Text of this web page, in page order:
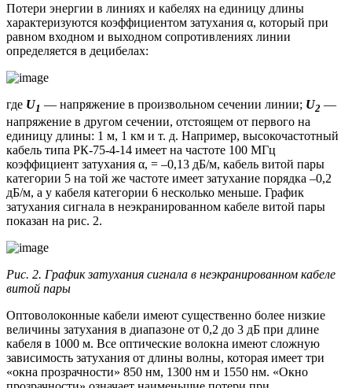
Потери энергии в линиях и кабелях на единицу длины
характеризуются коэффициентом затухания α, который при
равном входном и выходном сопротивлениях линии
определяется в децибелах:
где U1 — напряжение в произвольном сечении линии; U2 —
напряжение в другом сечении, отстоящем от первого на
единицу длины: 1 м, 1 км и т. д. Например, высокочастотный
кабель типа РК-75-4-14 имеет на частоте 100 МГц
коэффициент затухания α, = –0,13 дБ/м, кабель витой пары
категории 5 на той же частоте имеет затухание порядка –0,2
дБ/м, а у кабеля категории 6 несколько меньше. График
затухания сигнала в неэкранированном кабеле витой пары
показан на рис. 2.
Рис. 2. График затухания сигнала в неэкранированном кабеле
витой пары
Оптоволоконные кабели имеют существенно более низкие
величины затухания в диапазоне от 0,2 до 3 дБ при длине
кабеля в 1000 м. Все оптические волокна имеют сложную
зависимость затухания от длины волны, которая имеет три
«окна прозрачности» 850 нм, 1300 нм и 1550 нм. «Окно